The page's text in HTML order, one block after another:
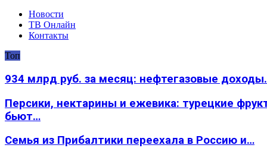
Новости
ТВ Онлайн
Контакты
Топ
934 млрд руб. за месяц: нефтегазовые
Персики, нектарины и ежевика: турецкие
бьют…
Семья из Прибалтики переехала в Россию и…